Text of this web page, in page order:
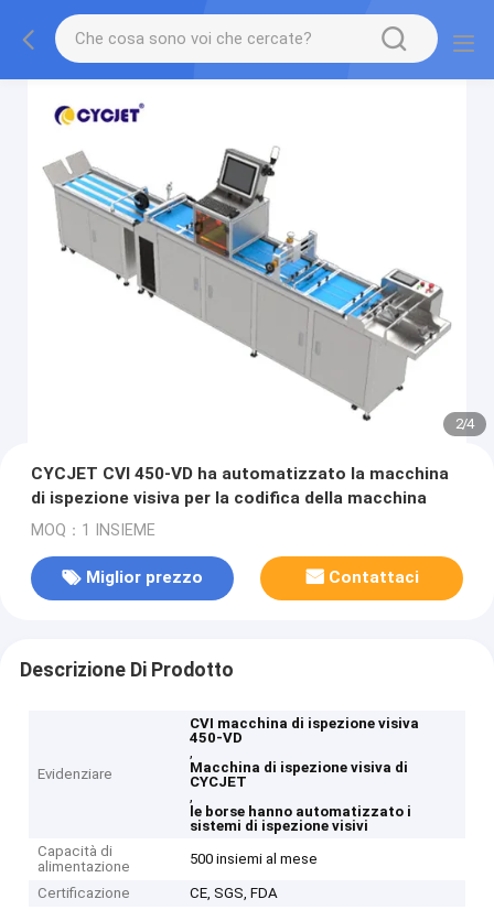
2/4
CYCJET CVI 450-VD ha automatizzato la macchina
di ispezione visiva per la codifica della macchina
MOQ：1 INSIEME
Miglior prezzo Contattaci
Descrizione Di Prodotto
Evidenziare
CVI macchina di ispezione visiva
450-VD
,
Macchina di ispezione visiva di
CYCJET
,
le borse hanno automatizzato i
sistemi di ispezione visivi
Capacità di
alimentazione
500 insiemi al mese
Certificazione
CE, SGS, FDA